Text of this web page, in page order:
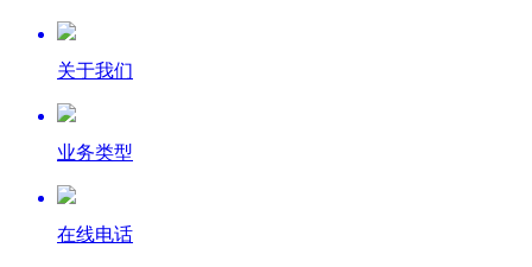
关于我们
业务类型
在线电话